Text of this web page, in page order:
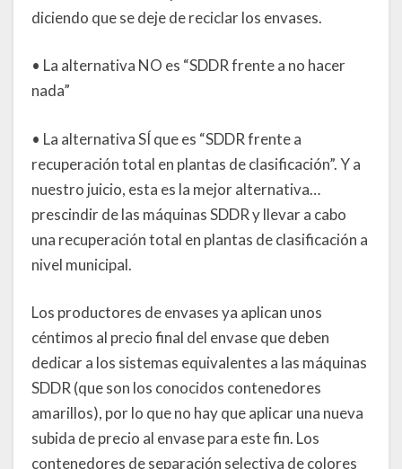
diciendo que se deje de reciclar los envases.
• La alternativa NO es “SDDR frente a no hacer
nada”
• La alternativa SÍ que es “SDDR frente a
recuperación total en plantas de clasificación”. Y a
nuestro juicio, esta es la mejor alternativa…
prescindir de las máquinas SDDR y llevar a cabo
una recuperación total en plantas de clasificación a
nivel municipal.
Los productores de envases ya aplican unos
céntimos al precio final del envase que deben
dedicar a los sistemas equivalentes a las máquinas
SDDR (que son los conocidos contenedores
amarillos), por lo que no hay que aplicar una nueva
subida de precio al envase para este fin. Los
contenedores de separación selectiva de colores